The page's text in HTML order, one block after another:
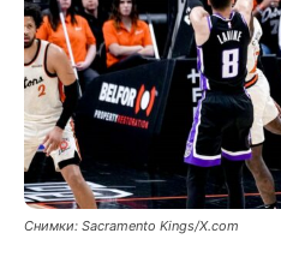
Снимки: Sacramento Kings/X.com